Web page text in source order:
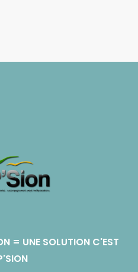
= UNE SOLUTION C'EST